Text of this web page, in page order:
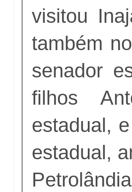
visitou
também
senador
filhos
estadual,
estadual,